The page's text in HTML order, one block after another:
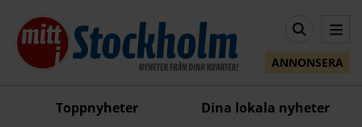
ANNONSERA
Toppnyheter Dina lokala nyheter